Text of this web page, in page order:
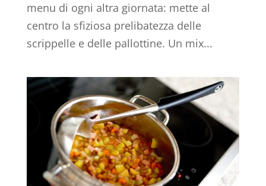
menu di ogni altra giornata: mette al
centro la sfiziosa prelibatezza delle
scrippelle e delle pallottine. Un mix...